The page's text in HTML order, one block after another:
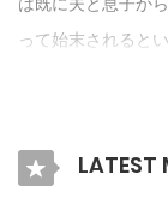
って始末されると
の許嫁リリアナを
と慕うようになり…
打ち解けるように
LATEST